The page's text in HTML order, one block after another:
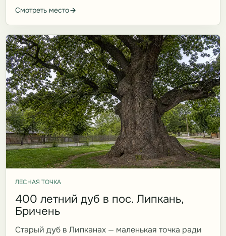
Смотреть место
ЛЕСНАЯ ТОЧКА
400 летний дуб в пос. Липкань,
Бричень
Старый дуб в Липканах — маленькая точка ради